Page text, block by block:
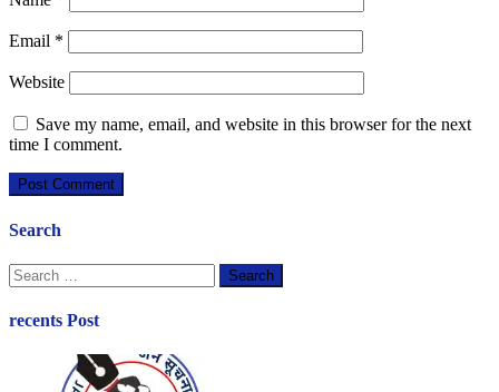
Email *
Website
Save my name, email, and website in this browser for the next
time I comment.
Search
Search
for:
recents Post